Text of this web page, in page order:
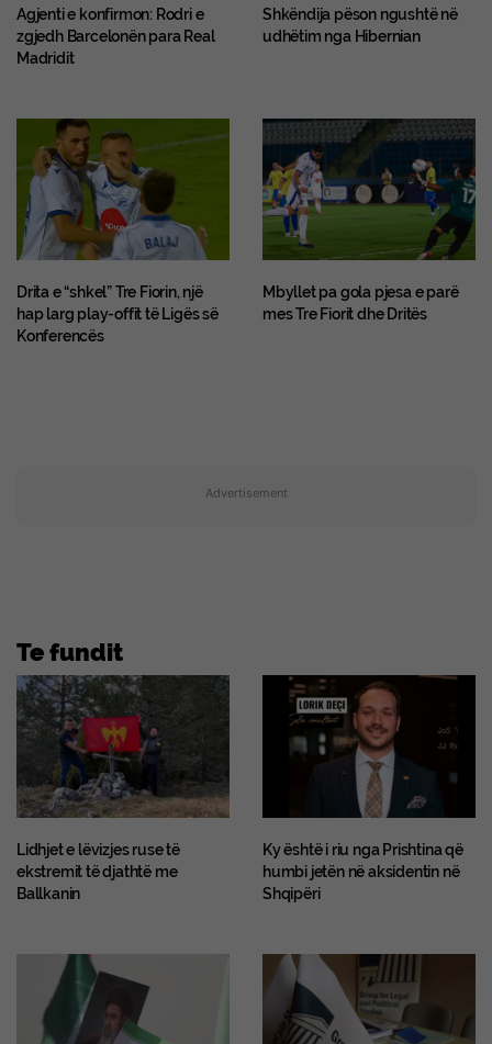
Agjenti e konfirmon: Rodri e
zgjedh Barcelonën para Real
Madridit
Shkëndija pëson ngushtë në
udhëtim nga Hibernian
Drita e “shkel” Tre Fiorin, një
hap larg play-offit të Ligës së
Konferencës
Mbyllet pa gola pjesa e parë
mes Tre Fiorit dhe Dritës
Advertisement
Te fundit
Lidhjet e lëvizjes ruse të
ekstremit të djathtë me
Ballkanin
Ky është i riu nga Prishtina që
humbi jetën në aksidentin në
Shqipëri